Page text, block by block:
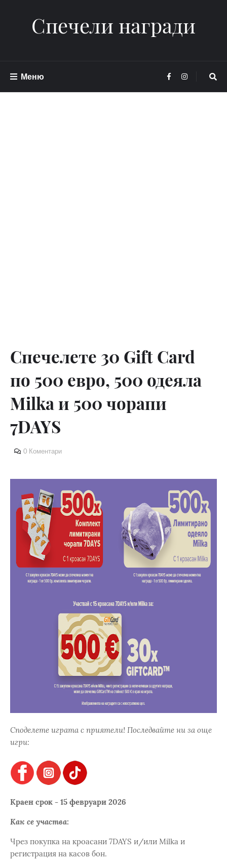
Спечели награди
Меню
Спечелете 30 Gift Card
по 500 евро, 500 одеяла
Milka и 500 чорапи
7DAYS
0 Коментари
Споделете играта с приятели! Последвайте ни за още
игри:
Краен срок - 15 февруари 2026
Как се участва:
Чрез покупка на кроасани 7DAYS и/или Milka и
регистрация на касов бон.